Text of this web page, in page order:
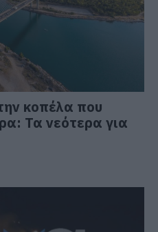
κοπέλα που
Τα νεότερα για